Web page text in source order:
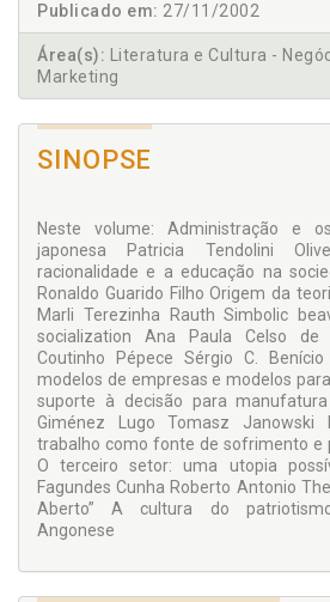
Publicado em: 27/11/2002
Área(s): Literatura e Cultura -
Marketing
SINOPSE
Neste volume: Administração e
japonesa Patricia Tendolini
racionalidade e a educação na
Ronaldo Guarido Filho Origem da
Marli Terezinha Rauth Simbolic
socialization Ana Paula Celso de
Coutinho Pépece Sérgio C.
modelos de empresas e modelos
suporte à decisão para
Giménez Lugo Tomasz Janowski
trabalho como fonte de sofrimento e
O terceiro setor: uma utopia
Fagundes Cunha Roberto Antonio
Aberto” A cultura do
Angonese